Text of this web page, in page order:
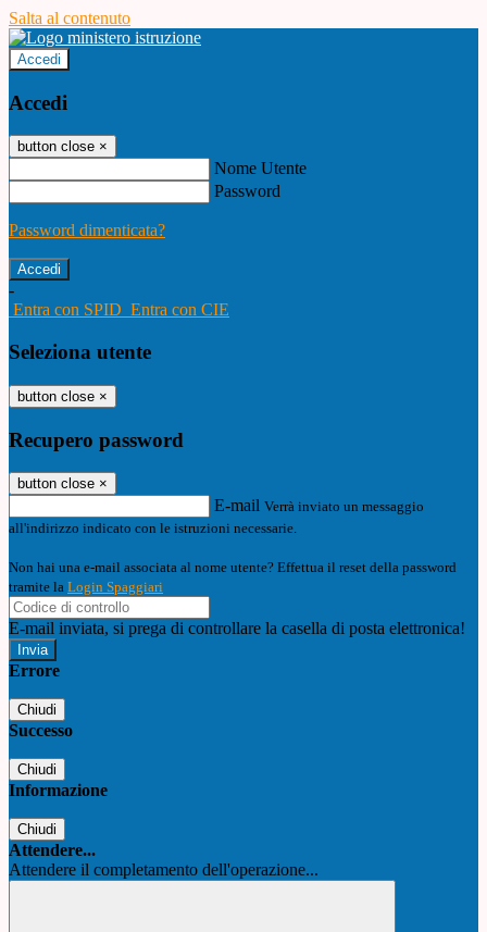
Salta al contenuto
Accedi
Accedi
button close ×
Nome Utente
Password
Password dimenticata?
-
Entra con SPID Entra con CIE
Seleziona utente
button close ×
Recupero password
button close ×
E-mail Verrà inviato un messaggio
all'indirizzo indicato con le istruzioni necessarie.
Non hai una e-mail associata al nome utente? Effettua il reset della password
tramite la Login Spaggiari
E-mail inviata, si prega di controllare la casella di posta elettronica!
Errore
Chiudi
Successo
Chiudi
Informazione
Chiudi
Attendere...
Attendere il completamento dell'operazione...